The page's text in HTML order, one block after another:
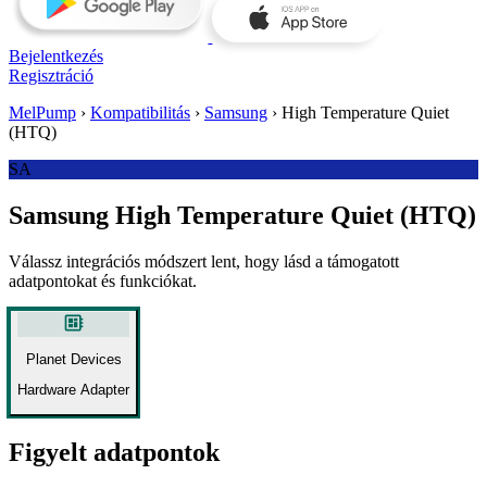
Bejelentkezés
Regisztráció
MelPump › Kompatibilitás › Samsung › High Temperature Quiet
(HTQ)
SA
Samsung High Temperature Quiet (HTQ)
Válassz integrációs módszert lent, hogy lásd a támogatott
adatpontokat és funkciókat.
developer_board
Planet Devices
Hardware Adapter
Figyelt adatpontok